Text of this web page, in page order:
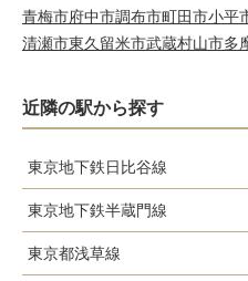
青梅市府中市調布市町田市小平
清瀬市東久留米市武蔵村山市多
近隣の駅から探す
東京地下鉄日比谷線
仲御徒町
秋葉原
東京地下鉄半蔵門線
神保町
東京都浅草線